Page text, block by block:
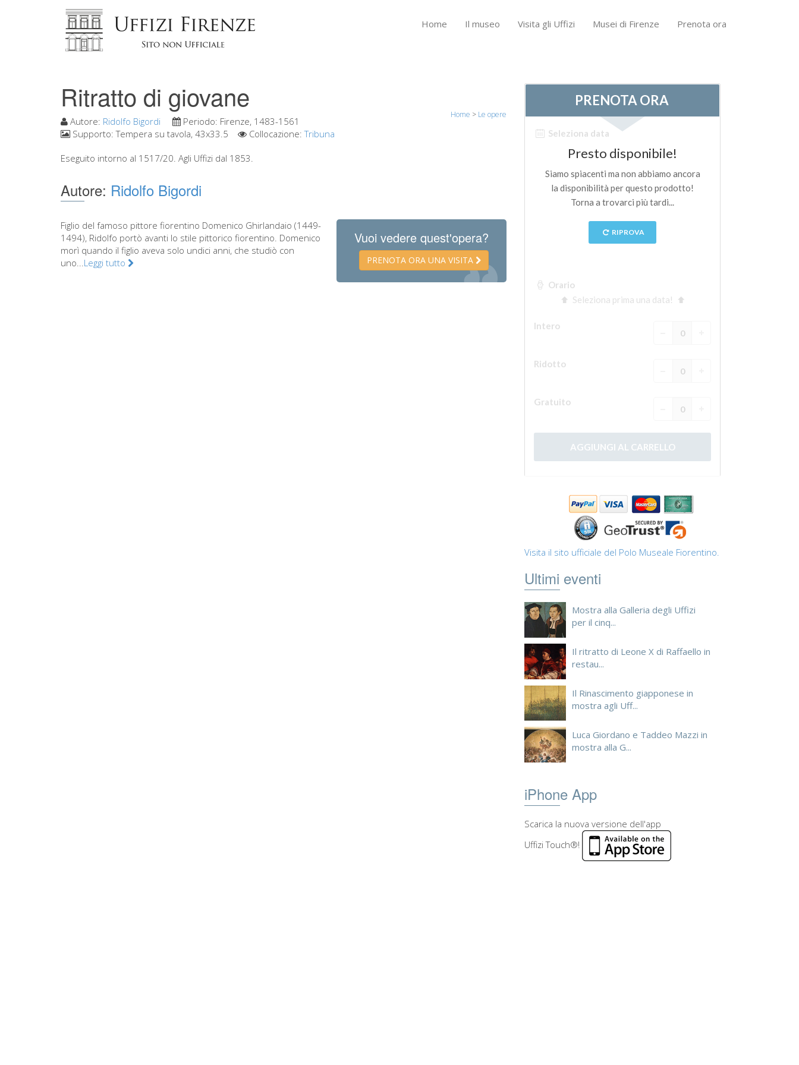
Home Il museo Visita gli Uffizi Musei di Firenze Prenota ora
Ritratto di giovane
Home > Le opere
Autore: Ridolfo Bigordi Periodo: Firenze, 1483-1561
Supporto:Tempera su tavola, 43x33.5 Collocazione:Tribuna
Eseguito intorno al 1517/20. Agli Uffizi dal 1853.
Autore: Ridolfo Bigordi
Vuoi vedere quest'opera?
PRENOTA ORA UNA VISITA
Figlio del famoso pittore fiorentino Domenico Ghirlandaio (1449-
1494), Ridolfo portò avanti lo stile pittorico fiorentino. Domenico
morì quando il figlio aveva solo undici anni, che studiò con
uno...Leggi tutto
Visita il sito ufficiale del Polo Museale Fiorentino.
Ultimi eventi
Mostra alla Galleria degli Uffizi
per il cinq...
Il ritratto di Leone X di Raffaello in
restau...
Il Rinascimento giapponese in
mostra agli Uff...
Luca Giordano e Taddeo Mazzi in
mostra alla G...
iPhone App
Scarica la nuova versione dell'app
Uffizi Touch®!